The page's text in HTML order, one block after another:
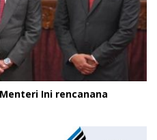
Ini rencanana